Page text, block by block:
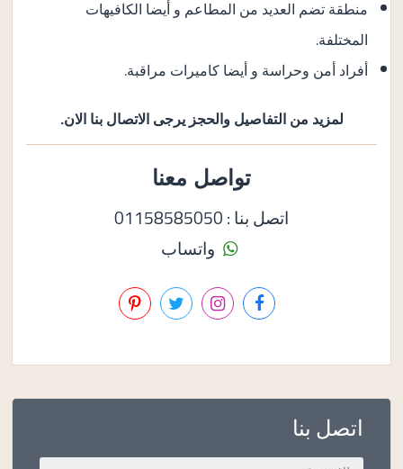
منطقة تضم العديد من المطاعم و أيضا الكافيهات
المختلفة.
أفراد أمن وحراسة و أيضا كاميرات مراقبة.
لمزيد من التفاصيل والحجز يرجى الاتصال بنا الان.
تواصل معنا
اتصل بنا : 01158585050
واتساب
اتصل بنا